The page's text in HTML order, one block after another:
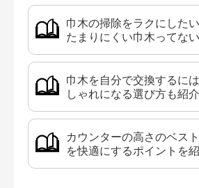
巾木の掃除をラクにした
たまりにくい巾木ってな
巾木を自分で交換するに
しゃれになる選び方も紹介
カウンターの高さのベス
を快適にするポイントを